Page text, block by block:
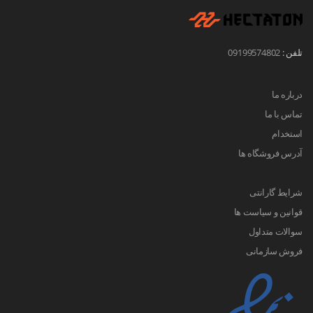
تلفن : 09199574802
درباره ما
تماس با ما
استخدام
آدرس فروشگاه ها
شرایط گارانتی
قوانین و سیاست ها
سوالات متداول
فروش سازمانی